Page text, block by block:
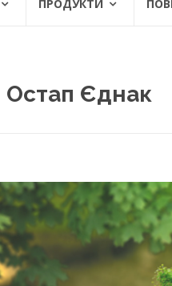
ПРОДУКТИ
Остап Єднак